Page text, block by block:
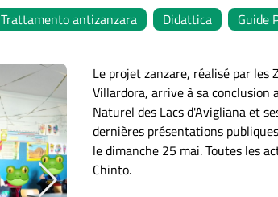
Trattamento antizanzara Didattica Guide
Le projet zanzare, réalisé par les
Villardora, arrive à sa conclusion
Naturel des Lacs d'Avigliana et
dernières présentations
le dimanche 25 mai. Toutes les
Chinto.